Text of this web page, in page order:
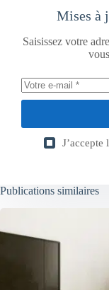
Mises à
Saisissez votre
J’accepte
Publications similaires